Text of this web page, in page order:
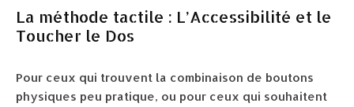
La méthode tactile : L’Accessibilité et le
Toucher le Dos
Pour ceux qui trouvent la combinaison de boutons
physiques peu pratique, ou pour ceux qui souhaitent